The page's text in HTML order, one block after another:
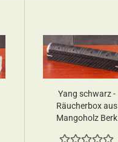
Yang schwarz -
Räucherbox aus
Mangoholz Berk